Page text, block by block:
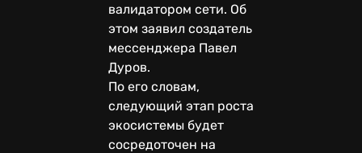
валидатором сети. Об
этом заявил создатель
мессенджера Павел
Дуров.
По его словам,
следующий этап роста
экосистемы будет
сосредоточен на